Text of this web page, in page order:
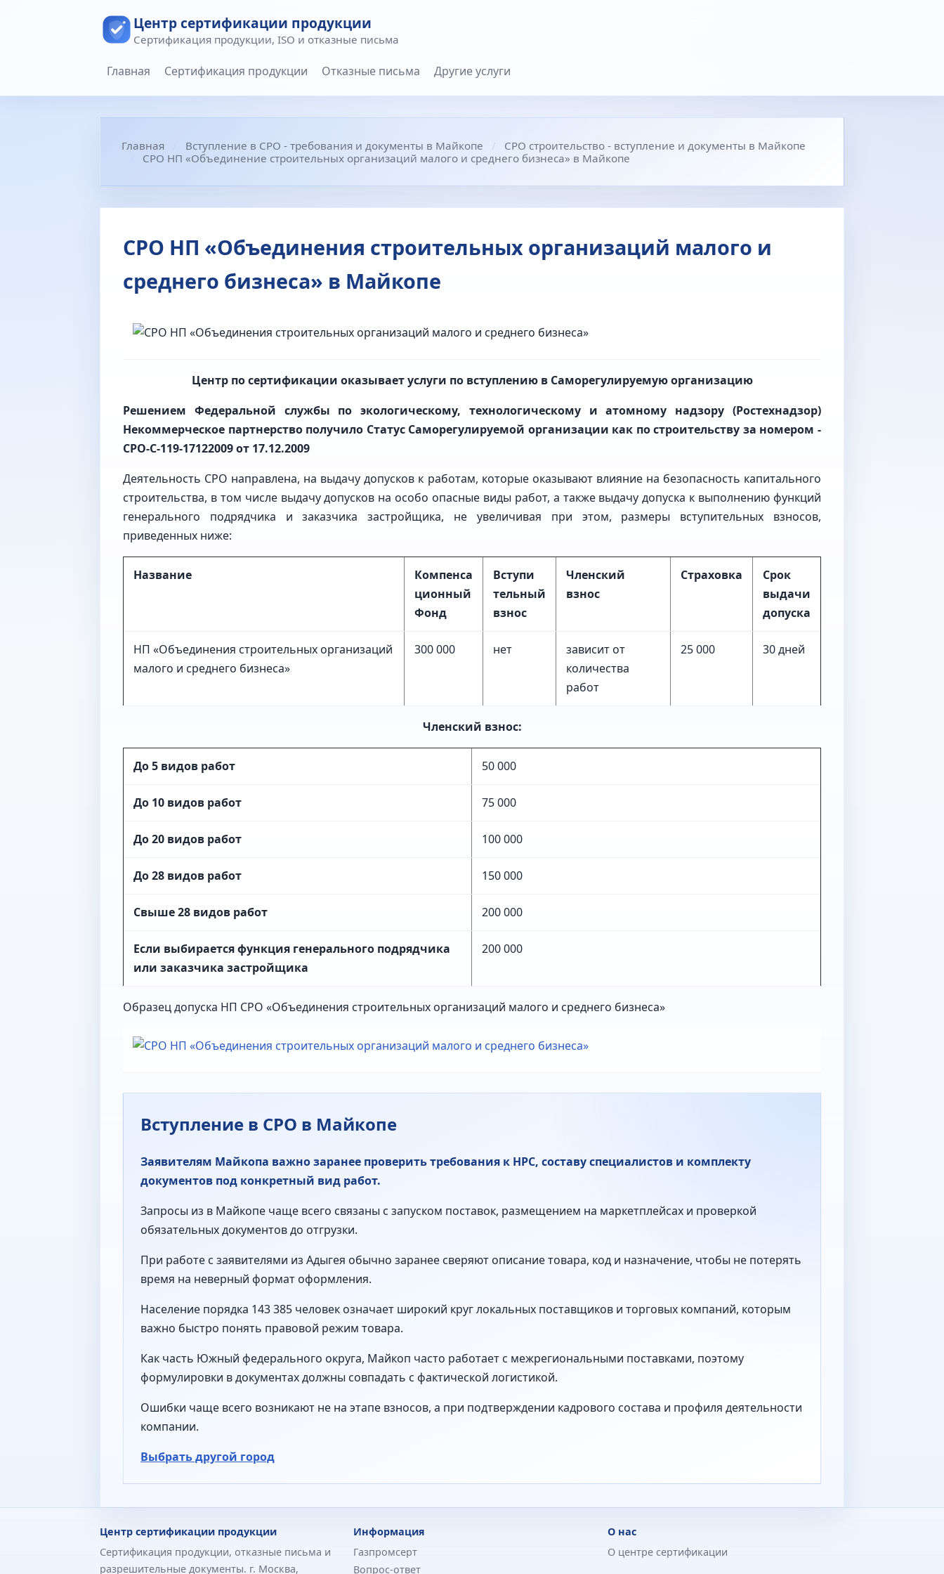
Центр сертификации продукции
Сертификация продукции, ISO и отказные письма
Главная Сертификация продукции Отказные письма Другие услуги
Главная Вступление в СРО - требования и документы в Майкопе
СРО строительство - вступление и документы в Майкопе
СРО НП «Объединение строительных организаций малого и среднего бизнеса» в Майкопе
СРО НП «Объединения строительных организаций малого и
среднего бизнеса» в Майкопе
Центр по сертификации оказывает услуги по вступлению в Саморегулируемую организацию
Решением Федеральной службы по экологическому, технологическому и атомному надзору (Ростехнадзор)
Некоммерческое партнерство получило Статус Саморегулируемой организации как по строительству за номером -
СРО-С-119-17122009от 17.12.2009
Деятельность СРО направлена, на выдачу допусков к работам, которые оказывают влияние на безопасность капитального
строительства, в том числе выдачу допусков на особо опасные виды работ, а также выдачу допуска к выполнению функций
генерального подрядчика и заказчика застройщика, не увеличивая при этом, размеры вступительных взносов,
приведенных ниже:
Название
Компенса
ционный
Фонд
Вступи
тельный
взнос
Членский
взнос
Страховка
Срок
выдачи
допуска
НП «Объединения строительных организаций
малого и среднего бизнеса»
300 000 нет
зависит от
количества
работ
25 000 30 дней
Членский взнос:
До 5 видов работ 50 000
До 10 видов работ 75 000
До 20 видов работ 100 000
До 28 видов работ 150 000
Свыше 28 видов работ 200 000
Если выбирается функция генерального подрядчика
или заказчика застройщика
200 000
Образец допуска НП СРО «Объединения строительных организаций малого и среднего бизнеса»
Вступление в СРО в Майкопе
Заявителям Майкопа важно заранее проверить требования к НРС, составу специалистов и комплекту
документов под конкретный вид работ.
Запросы из в Майкопе чаще всего связаны с запуском поставок, размещением на маркетплейсах и проверкой
обязательных документов до отгрузки.
При работе с заявителями из Адыгея обычно заранее сверяют описание товара, код и назначение, чтобы не потерять
время на неверный формат оформления.
Население порядка 143 385 человек означает широкий круг локальных поставщиков и торговых компаний, которым
важно быстро понять правовой режим товара.
Как часть Южный федерального округа, Майкоп часто работает с межрегиональными поставками, поэтому
формулировки в документах должны совпадать с фактической логистикой.
Ошибки чаще всего возникают не на этапе взносов, а при подтверждении кадрового состава и профиля деятельности
компании.
Выбрать другой город
Центр сертификации продукции
Сертификация продукции, отказные письма и
разрешительные документы. г. Москва,
Информация
Газпромсерт
Вопрос-ответ
О нас
О центре сертификации